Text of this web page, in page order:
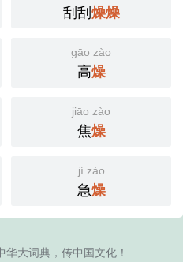
刮刮 燥燥
gāo zào
高燥
jiāo zào
焦燥
jí zào
急燥
华大词典，传中国文化！